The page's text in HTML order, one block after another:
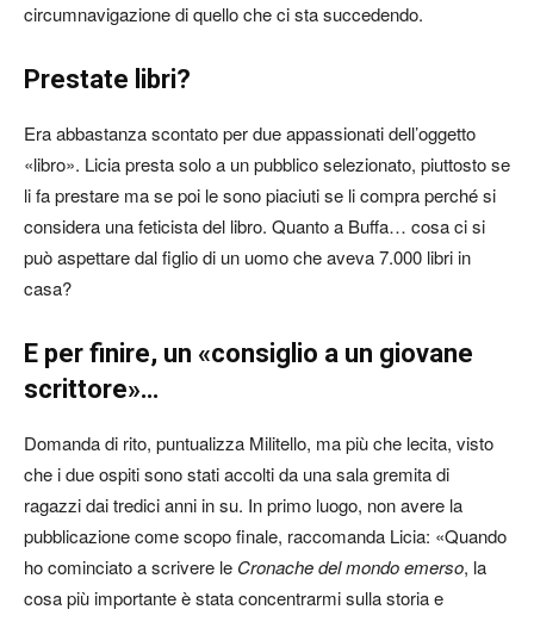
circumnavigazione di quello che ci sta succedendo.
Prestate libri?
Era abbastanza scontato per due appassionati dell’oggetto
«libro». Licia presta solo a un pubblico selezionato, piuttosto se
li fa prestare ma se poi le sono piaciuti se li compra perché si
considera una feticista del libro. Quanto a Buffa… cosa ci si
può aspettare dal figlio di un uomo che aveva 7.000 libri in
casa?
E per finire, un «consiglio a un giovane
scrittore»…
Domanda di rito, puntualizza Militello, ma più che lecita, visto
che i due ospiti sono stati accolti da una sala gremita di
ragazzi dai tredici anni in su. In primo luogo, non avere la
pubblicazione come scopo finale, raccomanda Licia: «Quando
ho cominciato a scrivere le Cronache del mondo emerso, la
cosa più importante è stata concentrarmi sulla storia e